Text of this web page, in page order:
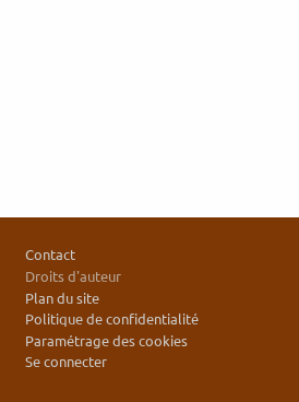
Contact
Droits d'auteur
Plan du site
Politique de confidentialité
Paramétrage des cookies
Se connecter